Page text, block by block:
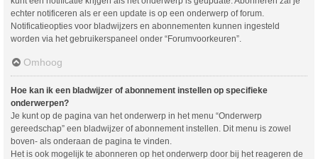
echter notificeren als er een update is op een onderwerp of forum.
Notificatieopties voor bladwijzers en abonnementen kunnen ingesteld
worden via het gebruikerspaneel onder “Forumvoorkeuren”.
Omhoog
Hoe kan ik een bladwijzer of abonnement instellen op specifieke
onderwerpen?
Je kunt op de pagina van het onderwerp in het menu “Onderwerp
gereedschap” een bladwijzer of abonnement instellen. Dit menu is zowel
boven- als onderaan de pagina te vinden.
Het is ook mogelijk te abonneren op het onderwerp door bij het reageren de